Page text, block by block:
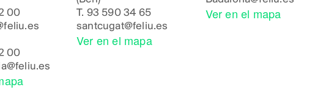
00
00
T. 93 590 34 65
santcugat@feliu.es
Ver en el mapa
Ver en el mapa